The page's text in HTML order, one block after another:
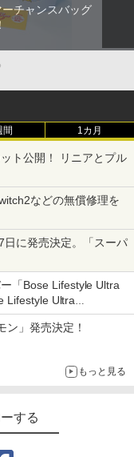
チャンスバッグ
間 1カ月
ト公開！ リニアとプル
などの無償修理を
日に発売決定。「スーパ
「Bose Lifestyle Ultra
Lifestyle Ultra
ン」発売決定！
もっと見る
する